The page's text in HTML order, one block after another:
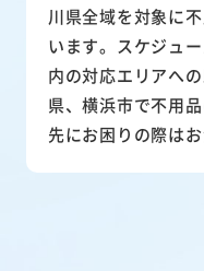
川県全域を対象に
います。スケジュ
内の対応エリアへ
県、横浜市で不用
先にお困りの際は